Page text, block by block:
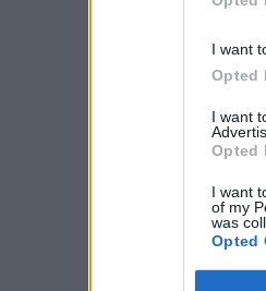
I want
Opted
I want
Opted
I want
of my
was
Opted